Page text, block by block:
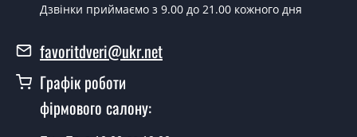
Так можна.
У вас є в наявності готові двері
вхідні?
Так, ми маємо великий асортимент готових вхідних
дверей.
Дзвінки приймаємо з 9.00 до 21.00 кожного дня
favoritdveri@ukr.net
Графік роботи
фірмового салону: